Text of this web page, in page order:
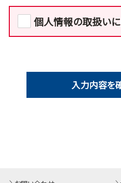
個人情報の取扱い
入力内容を